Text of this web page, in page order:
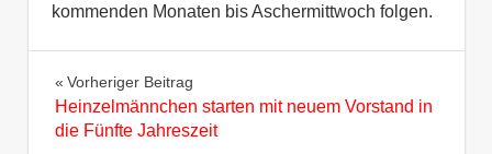
kommenden Monaten bis Aschermittwoch folgen.
Beitragsnavigation
Vorheriger Beitrag
Heinzelmännchen starten mit neuem Vorstand in
die Fünfte Jahreszeit